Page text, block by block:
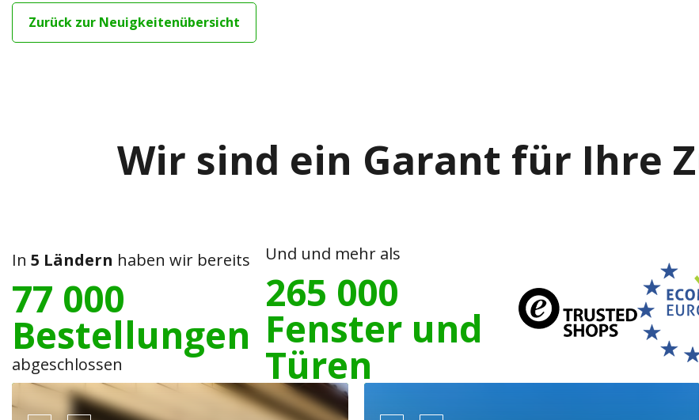
Zurück zur Neuigkeitenübersicht
Wir sind ein Garant für Ihre
In 5 Ländern haben wir bereits
77 000
Bestellungen
abgeschlossen
Und und mehr als
265 000
Fenster und
Türen